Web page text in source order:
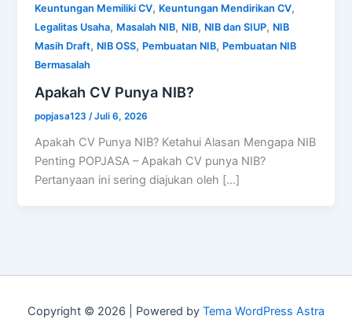
Keuntungan Memiliki CV, Keuntungan Mendirikan CV,
Legalitas Usaha, Masalah NIB, NIB, NIB dan SIUP, NIB
Masih Draft, NIB OSS, Pembuatan NIB, Pembuatan NIB
Bermasalah
Apakah CV Punya NIB?
popjasa123 /Juli 6, 2026
Apakah CV Punya NIB? Ketahui Alasan Mengapa NIB
Penting POPJASA – Apakah CV punya NIB?
Pertanyaan ini sering diajukan oleh […]
Copyright © 2026 | Powered by Tema WordPress Astra